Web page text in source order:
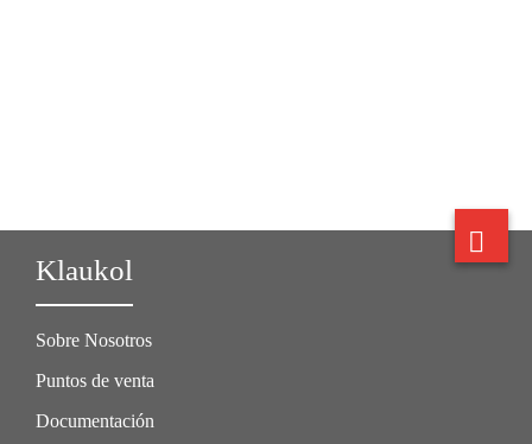
Klaukol
Sobre Nosotros
Puntos de venta
Documentación